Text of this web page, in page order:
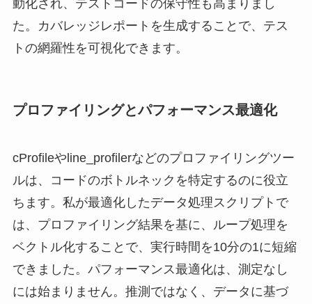
動化され、テストコードの保守性も高まりまし
た。カバレッジレポートを生成することで、テス
トの網羅性を可視化できます。
プロファイリングとパフォーマンス最適化
cProfileやline_profilerなどのプロファイリングツー
ルは、コードのボトルネックを特定するのに役立
ちます。私が最適化したデータ処理スクリプトで
は、プロファイリング結果を基に、ループ処理を
ベクトル化することで、実行時間を10分の1に短縮
できました。パフォーマンス最適化は、測定なし
には始まりません。推測ではなく、データに基づ